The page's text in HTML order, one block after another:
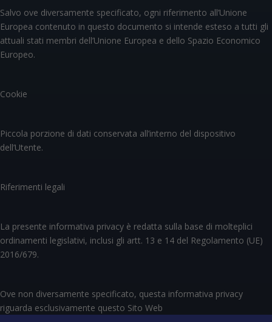
Salvo ove diversamente specificato, ogni riferimento all’Unione
Europea contenuto in questo documento si intende esteso a tutti gli
attuali stati membri dell’Unione Europea e dello Spazio Economico
Europeo.
Cookie
Piccola porzione di dati conservata all’interno del dispositivo
dell’Utente.
Riferimenti legali
La presente informativa privacy è redatta sulla base di molteplici
ordinamenti legislativi, inclusi gli artt. 13 e 14 del Regolamento (UE)
2016/679.
Ove non diversamente specificato, questa informativa privacy
riguarda esclusivamente questo Sito Web